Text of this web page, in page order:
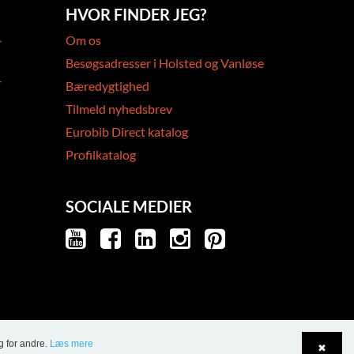
HVOR FINDER JEG?
Om os
Besøgsadresser i Holsted og Vanløse
Bæredygtighed
Tilmeld nyhedsbrev
Eurobib Direct katalog
Profilkatalog
SOCIALE MEDIER
✖
for andre. Læs mere